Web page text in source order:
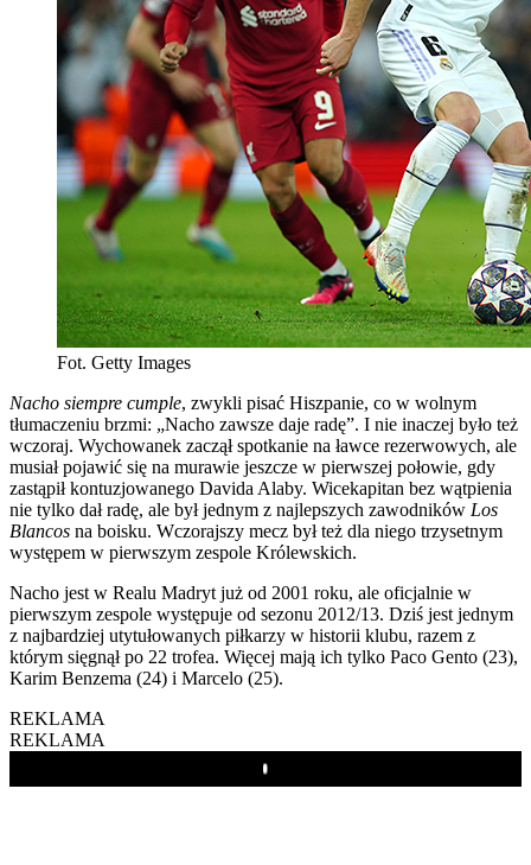
Fot. Getty Images
Nacho siempre cumple, zwykli pisać Hiszpanie, co w wolnym
tłumaczeniu brzmi: „Nacho zawsze daje radę”. I nie inaczej było też
wczoraj. Wychowanek zaczął spotkanie na ławce rezerwowych, ale
musiał pojawić się na murawie jeszcze w pierwszej połowie, gdy
zastąpił kontuzjowanego Davida Alaby. Wicekapitan bez wątpienia
nie tylko dał radę, ale był jednym z najlepszych zawodników Los
Blancos na boisku. Wczorajszy mecz był też dla niego trzysetnym
występem w pierwszym zespole Królewskich.
Nacho jest w Realu Madryt już od 2001 roku, ale oficjalnie w
pierwszym zespole występuje od sezonu 2012/13. Dziś jest jednym
z najbardziej utytułowanych piłkarzy w historii klubu, razem z
którym sięgnął po 22 trofea. Więcej mają ich tylko Paco Gento (23),
Karim Benzema (24) i Marcelo (25).
REKLAMA
REKLAMA
Play